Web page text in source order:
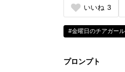
いいね 3
#金曜日のチアガール
プロンプト